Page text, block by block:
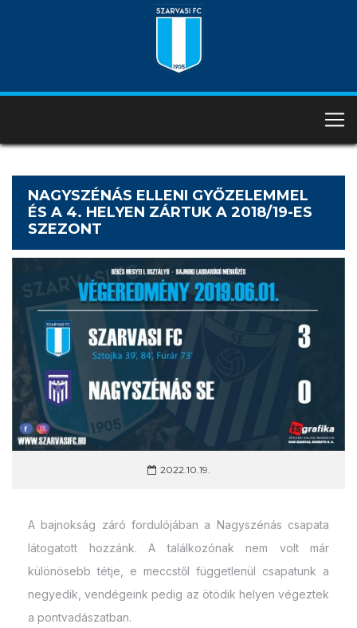
NAGYSZÉNÁS ELLENI GYŐZELEMMEL
ÉS A 4. HELYEN ZÁRTUK A 2018/19-ES
SZEZONT
2022.10.19.
A bajnokság záró fordulójában a Nagyszénás csapata
látogatott hozzánk. A találkozónak nem volt már
különösebb tétje, e meccstől függetlenül csapatunk a
negyedik, vendégeink pedig az ötödik helyen végeztek
a pontvadászatban.